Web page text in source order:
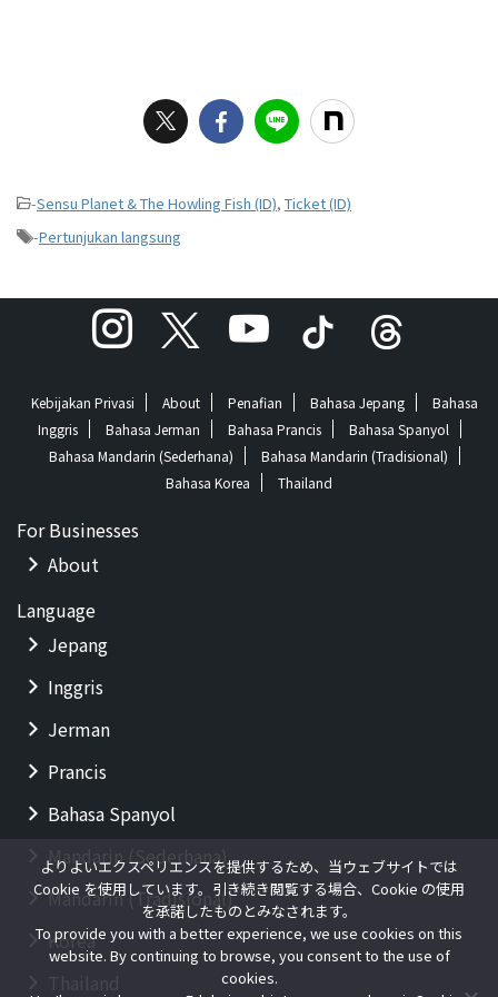
-Sensu Planet & The Howling Fish (ID), Ticket (ID)
-Pertunjukan langsung
Kebijakan Privasi About Penafian Bahasa Jepang
Bahasa
Inggris
Bahasa Jerman Bahasa Prancis
Bahasa Spanyol
Bahasa Mandarin (Sederhana)
Bahasa Mandarin (Tradisional)
Bahasa Korea
Thailand
For Businesses
About
Language
Jepang
Inggris
Jerman
Prancis
Bahasa Spanyol
Mandarin (Sederhana)
Mandarin (Tradisional)
Korea
よりよいエクスペリエンスを提供するため、当ウェブサイトでは
Cookie を使用しています。引き続き閲覧する場合、Cookie の使用
を承諾したものとみなされます。
To provide you with a better experience, we use cookies on this
website. By continuing to browse, you consent to the use of
cookies.